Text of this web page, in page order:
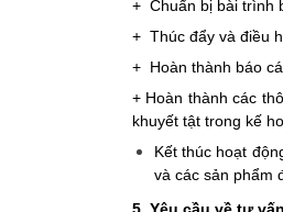
+ Chuẩn bị bài trình
+ Thúc đẩy và điều
+ Hoàn thành báo
+ Hoàn thành các
khuyết tật trong kế
Kết thúc hoạt
và các sản phẩm